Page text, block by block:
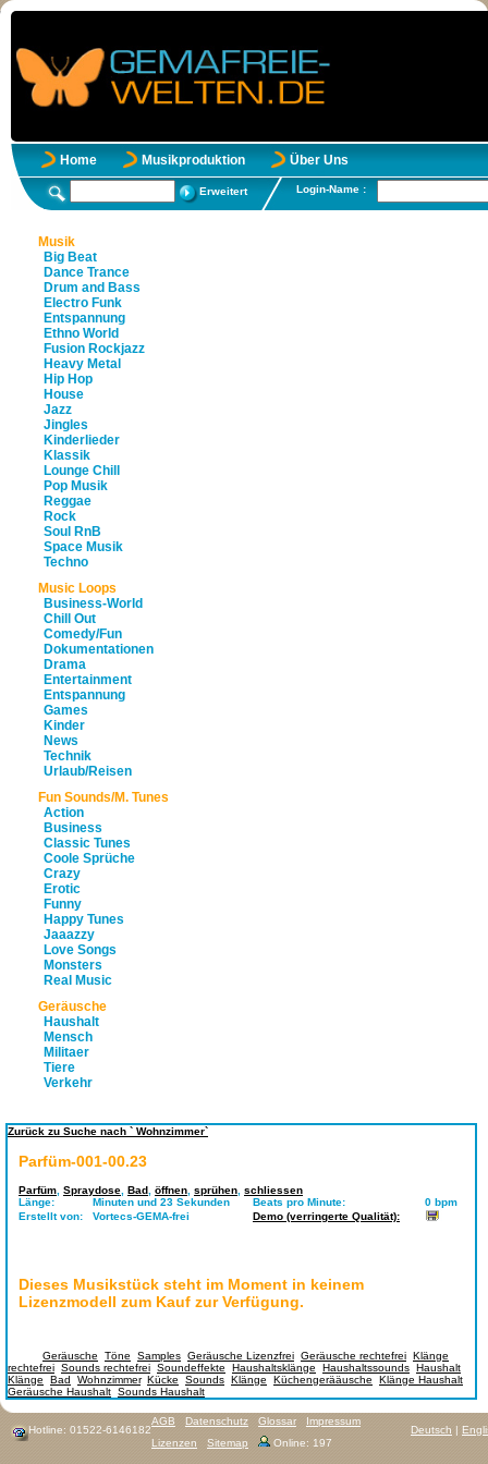
Home Musikproduktion Über Uns
Erweitert Login-Name :
Musik
Big Beat
Dance Trance
Drum and Bass
Electro Funk
Entspannung
Ethno World
Fusion Rockjazz
Heavy Metal
Hip Hop
House
Jazz
Jingles
Kinderlieder
Klassik
Lounge Chill
Pop Musik
Reggae
Rock
Soul RnB
Space Musik
Techno
Music Loops
Business-World
Chill Out
Comedy/Fun
Dokumentationen
Drama
Entertainment
Entspannung
Games
Kinder
News
Technik
Urlaub/Reisen
Fun Sounds/M. Tunes
Action
Business
Classic Tunes
Coole Sprüche
Crazy
Erotic
Funny
Happy Tunes
Jaaazzy
Love Songs
Monsters
Real Music
Geräusche
Haushalt
Mensch
Militaer
Tiere
Verkehr
Zurück zu Suche nach ` Wohnzimmer`
Parfüm-001-00.23
Parfüm Spraydose Bad öffnen sprühen schliessen
Länge:
Minuten und 23 Sekunden Beats pro Minute:
0 bpm
Erstellt von:
Vortecs-GEMA-frei Demo (verringerte Qualität):
Dieses Musikstück steht im Moment in keinem
Lizenzmodell zum Kauf zur Verfügung.
Geräusche Töne Samples Geräusche Lizenzfrei Geräusche rechtefrei Klänge
rechtefrei Sounds rechtefrei Soundeffekte Haushaltsklänge Haushaltssounds Haushalt
Klänge
Bad Wohnzimmer, Kücke Sounds Klänge Küchengerääusche Klänge Haushalt
Geräusche Haushalt Sounds Haushalt
Hotline: 01522-6146182 Deutsch |
AGB Datenschutz Glossar
Impressum
Lizenzen
Sitemap Online: 197